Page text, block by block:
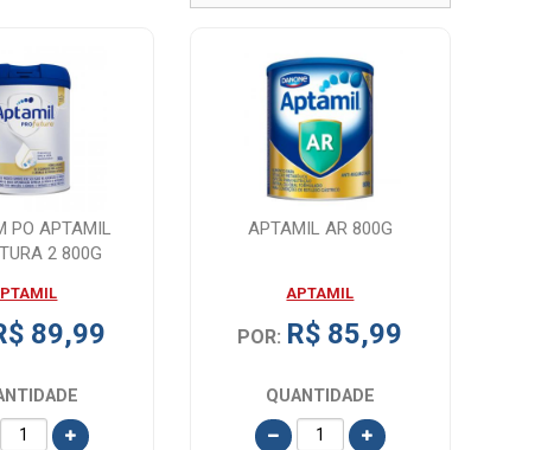
PO APTAMIL
2 800G
89,99
APTAMIL AR 800G
APTAMIL
POR: R$ 85,99
QUANTIDADE